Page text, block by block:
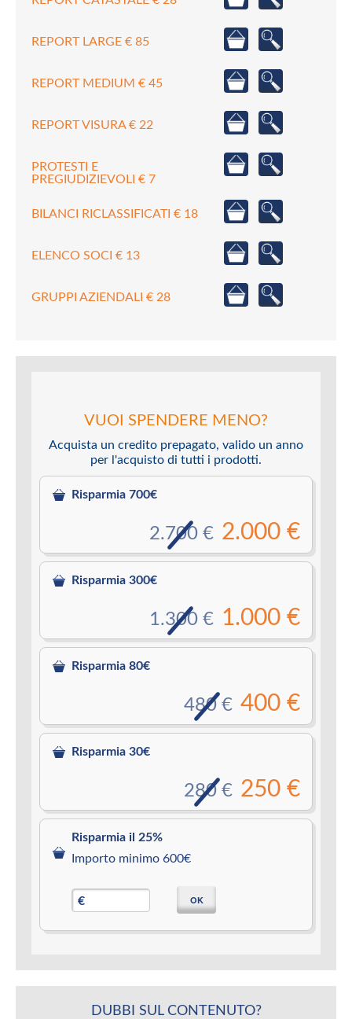
REPORT LARGE € 85
REPORT MEDIUM € 45
REPORT VISURA € 22
PROTESTI E
PREGIUDIZIEVOLI € 7
BILANCI RICLASSIFICATI € 18
ELENCO SOCI € 13
GRUPPI AZIENDALI € 28
VUOI SPENDERE MENO?
Acquista un credito prepagato, valido un anno
per l'acquisto di tutti i prodotti.
Risparmia 700€
2.000 €
2.700 €
Risparmia 300€
1.000 €
1.300 €
Risparmia 80€
400 €
480 €
Risparmia 30€
250 €
280 €
Risparmia il 25%
Importo minimo 600€
€ OK
DUBBI SUL CONTENUTO?